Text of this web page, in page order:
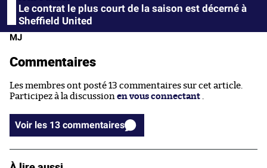
Le contrat le plus court de la saison est décerné à
Sheffield United
MJ
Commentaires
Les membres ont posté 13 commentaires sur cet article.
Participez à la discussion en vous connectant
Voir les 13 commentaires